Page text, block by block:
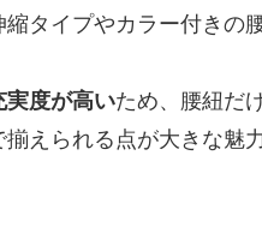
タイプやカラー付きの
実度が高いため、腰紐だ
えられる点が大きな魅